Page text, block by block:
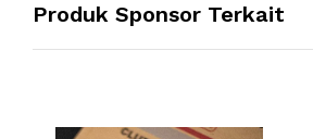
Produk Sponsor Terkait